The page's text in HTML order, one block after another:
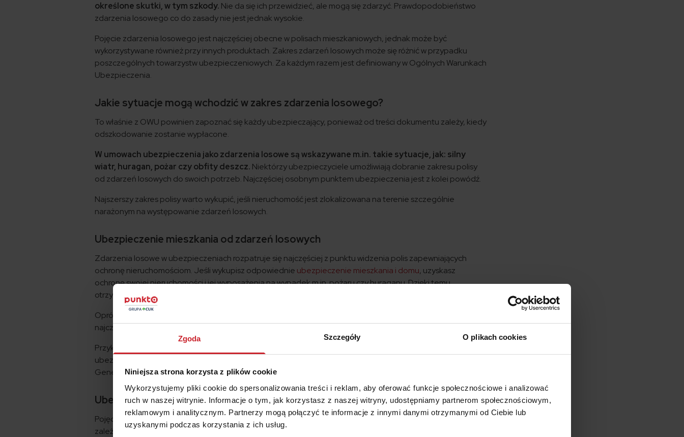
Zgoda Szczegóły O plikach cookies
Niniejsza strona korzysta z plików cookie
Wykorzystujemy pliki cookie do spersonalizowania treści i reklam, aby oferować funkcje społecznościowe i analizować
ruch w naszej witrynie. Informacje o tym, jak korzystasz z naszej witryny, udostępniamy partnerom społecznościowym,
reklamowym i analitycznym. Partnerzy mogą połączyć te informacje z innymi danymi otrzymanymi od Ciebie lub
uzyskanymi podczas korzystania z ich usług.
określone skutki, w tym szkody. Nie da się ich przewidzieć, ale mogą się zdarzyć. Prawdopodobieństwo
zdarzenia losowego co do zasady nie jest jednak wysokie.
Pojęcie zdarzenia losowego jest najczęściej obecne w polisach mieszkaniowych, jednak może być
wykorzystywane również przy innych produktach. Zakres zdarzeń losowych może się różnić w przypadku
poszczególnych towarzystw ubezpieczeniowych. Za każdym razem jest definiowany w Ogólnych Warunkach
Ubezpieczenia.
Jakie sytuacje mogą wchodzić w zakres zdarzenia losowego?
To właśnie z OWU powinien zapoznać się każdy ubezpieczający, ponieważ od treści dokumentu zależy, kiedy
odszkodowanie zostanie wypłacone.
W umowach ubezpieczenia jako zdarzenia losowe są wskazywane m.in. takie sytuacje, jak: silny
wiatr, huragan, pożar czy obfity deszcz. Niektórzy ubezpieczyciele umożliwiają dobranie zakresu polisy
od zdarzeń losowych do swoich potrzeb. Najczęściej osobnym punktem ubezpieczenia jest z kolei powódź.
Najszerszy zakres polisy warto wykupić, jeśli nieruchomość jest zlokalizowana na terenie szczególnie
narażonym na występowanie zdarzeń losowych.
Ubezpieczenie mieszkania od zdarzeń losowych
Zdarzenia losowe w ubezpieczeniach rozpatruje się najczęściej z punktu widzenia polis zapewniających
ochronę nieruchomościom. Jeśli wykupisz odpowiednie ubezpieczenie mieszkania i domu, uzyskasz
ochronę swojej nieruchomości i jej wyposażenia na wypadek m.in. pożaru czy huraganu. Dzięki temu
otrzymasz odszkodowanie, gdy dojdzie do ich uszkodzenia albo zniszczenia.
Oprócz
najczęściej inne opcje, w tym np. kradzież z włamaniem czy
Przykładowe ubezpieczenie mieszkania w Gdyni o wartości 400-500 tysięcy złotych, które obejmuje
ubezpieczenie od podstawowych zdarzeń losowych takich jak np. zalanie czy powódź, możesz kupić w
Generali już za 223 złotych na rok.
Ubezpieczenie mienia od zdarzeń losowych
Pojęcie zdarzeń losowych jest również wykorzystywane w przypadku ubezpieczenia mienia ruchomego. W
zależności od zasad obowiązujących w konkretnym towarzystwie ubezpieczeniowym takie sytuacje mogą